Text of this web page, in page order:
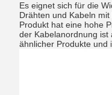
Es eignet sich für die
Drähten und Kabeln
Produkt hat eine hohe
der Kabelanordnung ist
ähnlicher Produkte und